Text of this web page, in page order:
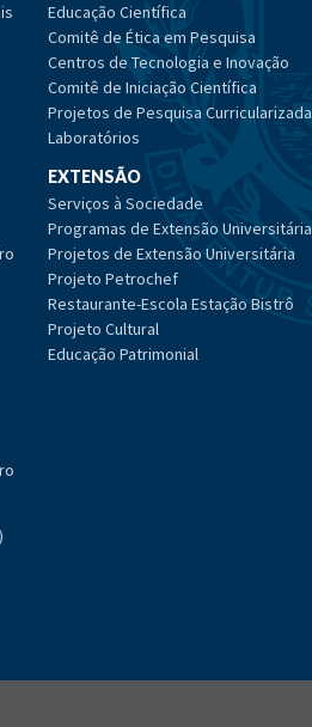
Educação Científica
Comitê de Ética em Pesquisa
Centros de Tecnologia e Inovação
Comitê de Iniciação Científica
Projetos de Pesquisa Curricularizada
Laboratórios
EXTENSÃO
Serviços à Sociedade
Programas de Extensão Universitária
Projetos de Extensão Universitária
Projeto Petrochef
Restaurante-Escola Estação Bistrô
Projeto Cultural
Educação Patrimonial